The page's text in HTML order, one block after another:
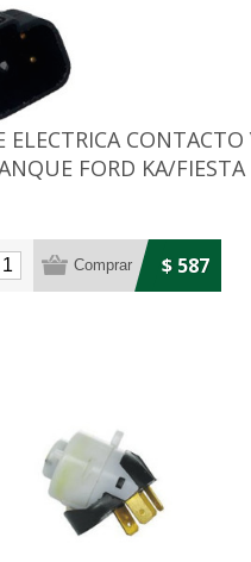
ELECTRICA CONTACTO
FORD KA/FIESTA
$ 587